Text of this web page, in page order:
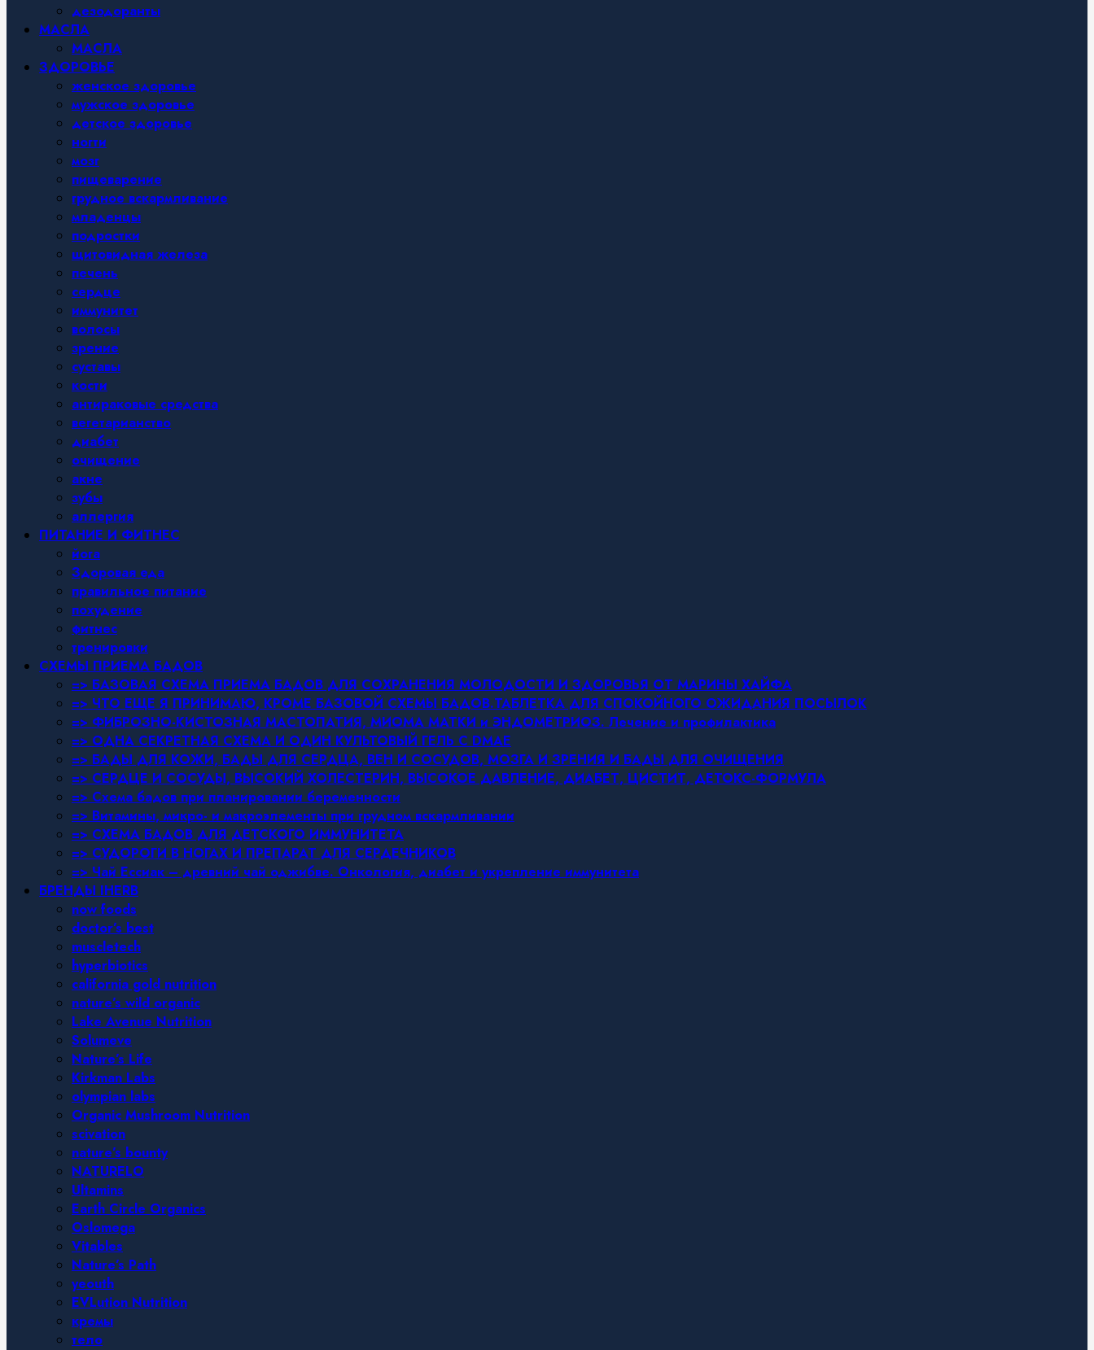
дезодоранты
МАСЛА
МАСЛА
ЗДОРОВЬЕ
женское здоровье
мужское здоровье
детское здоровье
ногти
мозг
пищеварение
грудное вскармливание
младенцы
подростки
щитовидная железа
печень
сердце
иммунитет
волосы
зрение
суставы
кости
антираковые средства
вегетарианство
диабет
очищение
акне
зубы
аллергия
ПИТАНИЕ И ФИТНЕС
йога
Здоровая еда
правильное питание
похудение
фитнес
тренировки
СХЕМЫ ПРИЕМА БАДОВ
=> БАЗОВАЯ СХЕМА ПРИЕМА БАДОВ ДЛЯ СОХРАНЕНИЯ МОЛОДОСТИ И ЗДОРОВЬЯ ОТ МАРИНЫ ХАЙФА
=> ЧТО ЕЩЕ Я ПРИНИМАЮ, КРОМЕ БАЗОВОЙ СХЕМЫ БАДОВ.ТАБЛЕТКА ДЛЯ СПОКОЙНОГО ОЖИДАНИЯ ПОСЫЛОК
=> ФИБРОЗНО-КИСТОЗНАЯ МАСТОПАТИЯ, МИОМА МАТКИ и ЭНДОМЕТРИОЗ. Лечение и профилактика
=> ОДНА СЕКРЕТНАЯ СХЕМА И ОДИН КУЛЬТОВЫЙ ГЕЛЬ С DMAE
=> БАДЫ ДЛЯ КОЖИ, БАДЫ ДЛЯ СЕРДЦА, ВЕН И СОСУДОВ, МОЗГА И ЗРЕНИЯ И БАДЫ ДЛЯ ОЧИЩЕНИЯ
=> СЕРДЦЕ И СОСУДЫ, ВЫСОКИЙ ХОЛЕСТЕРИН, ВЫСОКОЕ ДАВЛЕНИЕ, ДИАБЕТ, ЦИСТИТ, ДЕТОКС-ФОРМУЛА
=> Схема бадов при планировании беременности
=> Витамины, микро- и макроэлементы при грудном вскармливании
=> СХЕМА БАДОВ ДЛЯ ДЕТСКОГО ИММУНИТЕТА
=> СУДОРОГИ В НОГАХ И ПРЕПАРАТ ДЛЯ СЕРДЕЧНИКОВ
=> Чай Ессиак – древний чай оджибве. Онкология, диабет и укрепление иммунитета
БРЕНДЫ IHERB
now foods
doctor’s best
muscletech
hyperbiotics
california gold nutrition
nature’s wild organic
Lake Avenue Nutrition
Solumeve
Nature’s Life
Kirkman Labs
olympian labs
Organic Mushroom Nutrition
scivation
nature’s bounty
NATURELO
Ultamins
Earth Circle Organics
Oslomega
Vitables
Nature’s Path
yeouth
EVLution Nutrition
кремы
тело